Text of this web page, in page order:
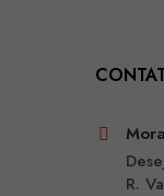
R.